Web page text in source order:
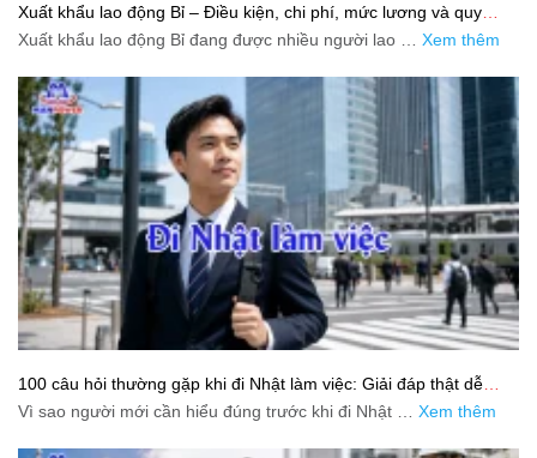
Xuất khẩu lao động Bỉ – Điều kiện, chi phí, mức lương và quy
trình chuẩn cho người lao động
Xuất khẩu lao động Bỉ đang được nhiều người lao … Xem thêm
100 câu hỏi thường gặp khi đi Nhật làm việc: Giải đáp thật dễ
hiểu cho người mới bắt đầu
Vì sao người mới cần hiểu đúng trước khi đi Nhật … Xem thêm